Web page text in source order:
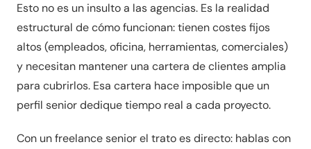
Esto no es un insulto a las agencias. Es la realidad
estructural de cómo funcionan: tienen costes fijos
altos (empleados, oficina, herramientas, comerciales)
y necesitan mantener una cartera de clientes amplia
para cubrirlos. Esa cartera hace imposible que un
perfil senior dedique tiempo real a cada proyecto.
Con un freelance senior el trato es directo: hablas con